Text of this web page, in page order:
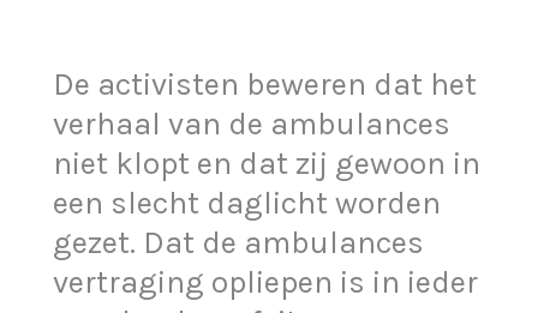
De activisten beweren dat het
verhaal van de ambulances
niet klopt en dat zij gewoon in
een slecht daglicht worden
gezet. Dat de ambulances
vertraging opliepen is in ieder